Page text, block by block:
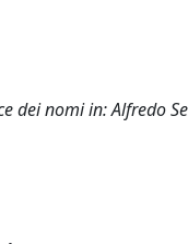
dei nomi in: Alfredo